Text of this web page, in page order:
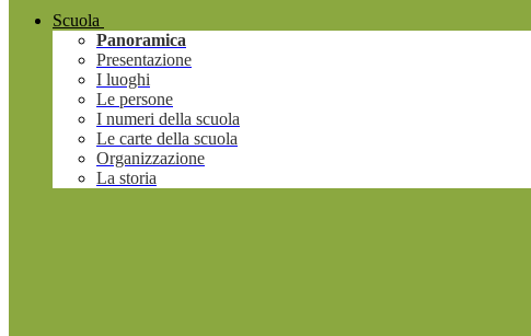
Scuola
Panoramica
Presentazione
I luoghi
Le persone
I numeri della scuola
Le carte della scuola
Organizzazione
La storia